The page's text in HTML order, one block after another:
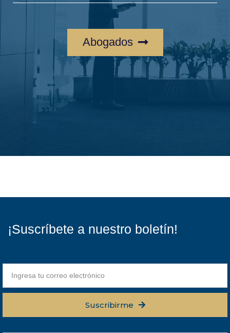
Abogados
¡Suscríbete a nuestro boletín!
Suscribirme